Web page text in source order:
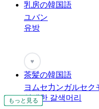
もっと見る
もっと見る
もっと見る
もっと見る
もっと見る
もっと見る
もっと見る
もっと見る
もっと見る
もっと見る
もっと見る
乳房の韓国語
ユバン
유방
♥
茶髪の韓国語
ヨムセ力ンガルセク
염색한 갈색머리
もっと見る
もっと見る
もっと見る
もっと見る
もっと見る